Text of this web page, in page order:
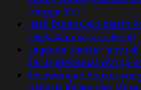
Hingga Kini
Jejak Dunia Gaib dalam
Dijelaskan Secara Ilmiah
Legenda Kereta Hantu
Terus Membuat Warga
Terowongan Angker